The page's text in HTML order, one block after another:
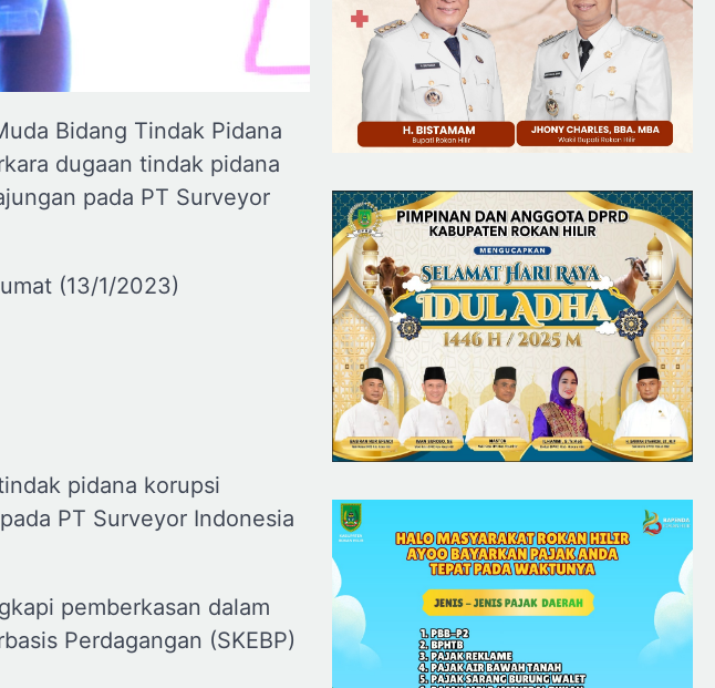
Bidang Tindak Pidana
dugaan tindak pidana
pada PT Surveyor
(13/1/2023)
pidana korupsi
PT Surveyor Indonesia
pemberkasan dalam
Perdagangan (SKEBP)